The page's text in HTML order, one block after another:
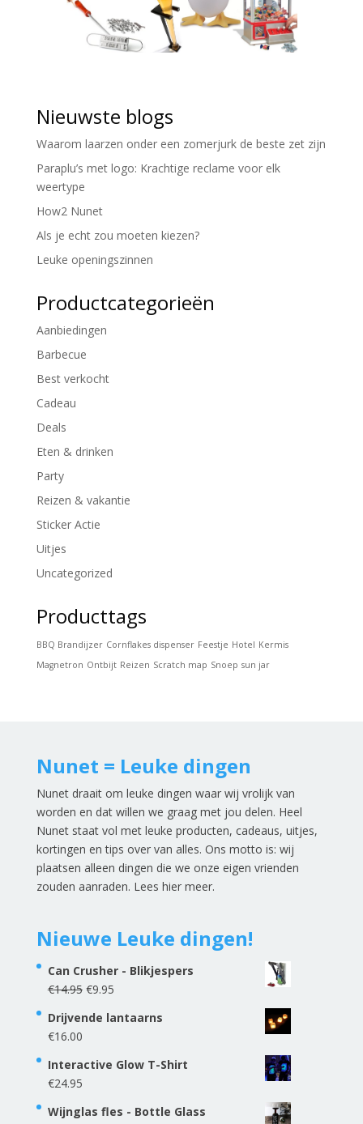
Nieuwste blogs
Waarom laarzen onder een zomerjurk de beste zet zijn
Paraplu’s met logo: Krachtige reclame voor elk
weertype
How2 Nunet
Als je echt zou moeten kiezen?
Leuke openingszinnen
Productcategorieën
Aanbiedingen
Barbecue
Best verkocht
Cadeau
Deals
Eten & drinken
Party
Reizen & vakantie
Sticker Actie
Uitjes
Uncategorized
Producttags
BBQ Brandijzer Cornflakes dispenser Feestje Hotel Kermis
Magnetron Ontbijt Reizen Scratch map Snoep sun jar
Nunet = Leuke dingen
Nunet draait om leuke dingen waar wij vrolijk van
worden en dat willen we graag met jou delen. Heel
Nunet staat vol met leuke producten, cadeaus, uitjes,
kortingen en tips over van alles. Ons motto is: wij
plaatsen alleen dingen die we onze eigen vrienden
zouden aanraden. Lees hier meer.
Nieuwe Leuke dingen!
Can Crusher - Blikjespers
€14.95 Oorspronkelijke
was:
€9.95Huidige
is:
Drijvende lantaarns
€16.00
Interactive Glow T-Shirt
€24.95
Wijnglas fles - Bottle Glass